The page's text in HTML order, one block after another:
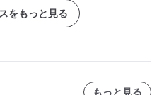
をもっと見る
もっと見る